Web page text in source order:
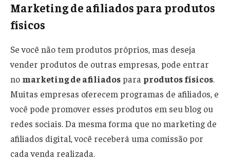
Marketing de afiliados para produtos
físicos
Se você não tem produtos próprios, mas deseja
vender produtos de outras empresas, pode entrar
no marketing de afiliadospara produtos físicos.
Muitas empresas oferecem programas de afiliados, e
você pode promover esses produtos em seu blog ou
redes sociais. Da mesma forma que no marketing de
afiliados digital, você receberá uma comissão por
cada venda realizada.